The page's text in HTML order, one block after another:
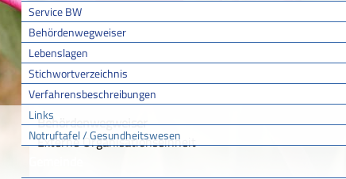
Service BW
Behördenwegweiser
Lebenslagen
Stichwortverzeichnis
Verfahrensbeschreibungen
Links
Notruftafel / Gesundheitswesen
Sie sind hier:Startseite /Aktuell /Service BW /
Behördenwegweiser
Externe Organisationseinheit